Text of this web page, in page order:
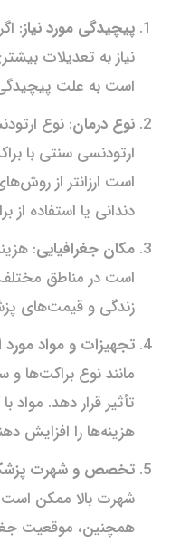
پیچیدگی مورد نیاز:
نیاز به تعدیلات
است به علت
نوع درمان: نوع
ارتودنسی سنتی با
است ارزانتر از
دندانی یا استفاده
مکان جغرافیایی:
است در مناطق
زندگی و قیمت‌های
تجهیزات و مواد مورد
مانند نوع براکت‌ها
تأثیر قرار دهد.
هزینه‌ها را افزایش
تخصص و شهرت
شهرت بالا ممکن است
همچنین، موقعیت